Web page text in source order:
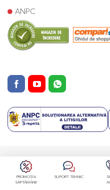
ANPC
PROMOȚIA
SĂPTĂMÂNII
SUPORT TEHNIC
Copyright ©